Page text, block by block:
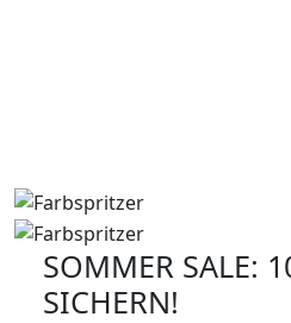
SOMMER SALE:
SICHERN!